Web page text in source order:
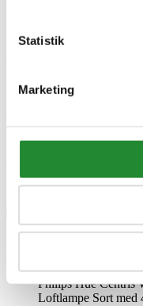
Statistik
Marketing
Specifikke referencer
EAN
8718696176047
Ingen kundeanmeldelser
Philips Hue Centris
Loftlampe Sort med